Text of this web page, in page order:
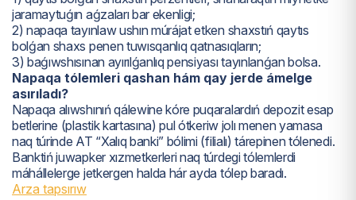
jaramaytuǵın aǵzaları bar ekenligi;
2) napaqa tayınlaw ushın múrájat etken shaxstıń qaytıs
bolǵan shaxs penen tuwısqanlıq qatnasıqların;
3) baǵıwshısınan ayırılǵanlıq pensiyası tayınlanǵan bolsa.
Napaqa tólemleri qashan hám qay jerde ámelge
asırıladı?
Napaqa alıwshınıń qálewine kóre puqaralardıń depozit esap
betlerine (plastik kartasına) pul ótkeriw jolı menen yamasa
naq túrinde AT “Xalıq banki” bólimi (filialı) tárepinen tólenedi.
Banktiń juwapker xızmetkerleri naq túrdegi tólemlerdi
máhállelerge jetkergen halda hár ayda tólep baradı.
Arza tapsırıw